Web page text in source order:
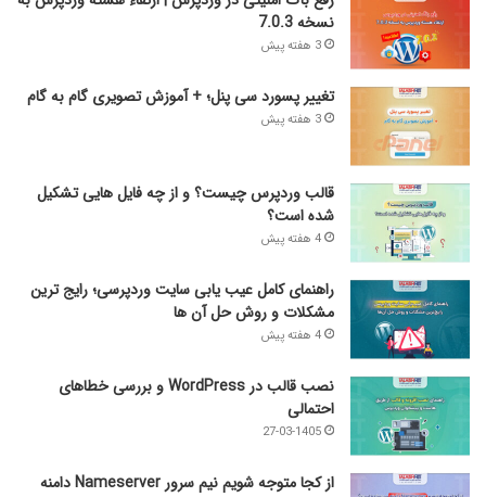
نسخه 7.0.3
3 هفته پیش
تغییر پسورد سی پنل؛ + آموزش تصویری گام به گام
3 هفته پیش
قالب وردپرس چیست؟ و از چه فایل­ هایی تشکیل
شده است؟
4 هفته پیش
راهنمای کامل عیب‌ یابی سایت وردپرسی؛ رایج‌ ترین
مشکلات و روش حل آن‌ ها
4 هفته پیش
نصب قالب در WordPress و بررسی خطاهای
احتمالی
27-03-1405
از کجا متوجه شویم نیم ‌سرور Nameserver دامنه